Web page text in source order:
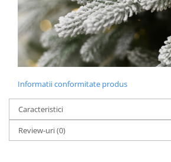
Informatii conformitate produs
Caracteristici
Review-uri(0)